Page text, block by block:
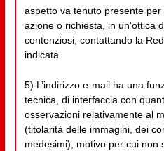
aspetto va tenuto presente
azione o richiesta, in un'ottica
contenziosi, contattando la
indicata.
5) L’indirizzo e-mail ha una
tecnica, di interfaccia con
osservazioni relativamente al
(titolarità delle immagini, dei
medesimi), motivo per cui non